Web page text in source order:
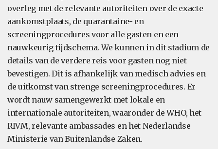
overleg met de relevante autoriteiten over de exacte
aankomstplaats, de quarantaine- en
screeningprocedures voor alle gasten en een
nauwkeurig tijdschema. We kunnen in dit stadium de
details van de verdere reis voor gasten nog niet
bevestigen. Dit is afhankelijk van medisch advies en
de uitkomst van strenge screeningprocedures. Er
wordt nauw samengewerkt met lokale en
internationale autoriteiten, waaronder de WHO, het
RIVM, relevante ambassades en het Nederlandse
Ministerie van Buitenlandse Zaken.